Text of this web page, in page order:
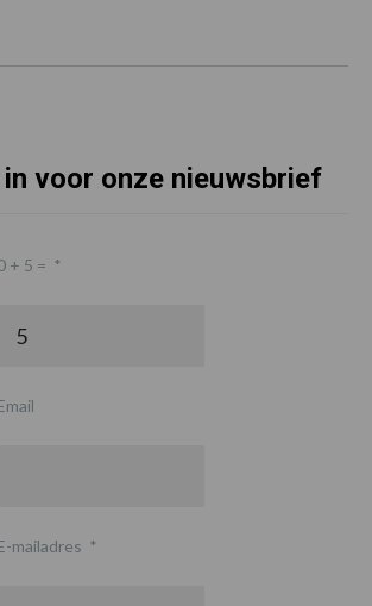
voor onze nieuwsbrief
+ 5 = *
mailadres *